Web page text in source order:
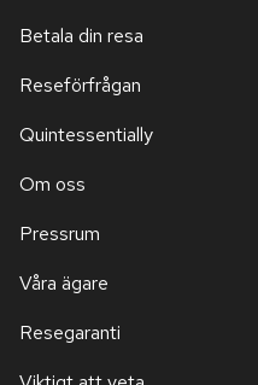
Betala din resa
Reseförfrågan
Quintessentially
Om oss
Pressrum
Våra ägare
Resegaranti